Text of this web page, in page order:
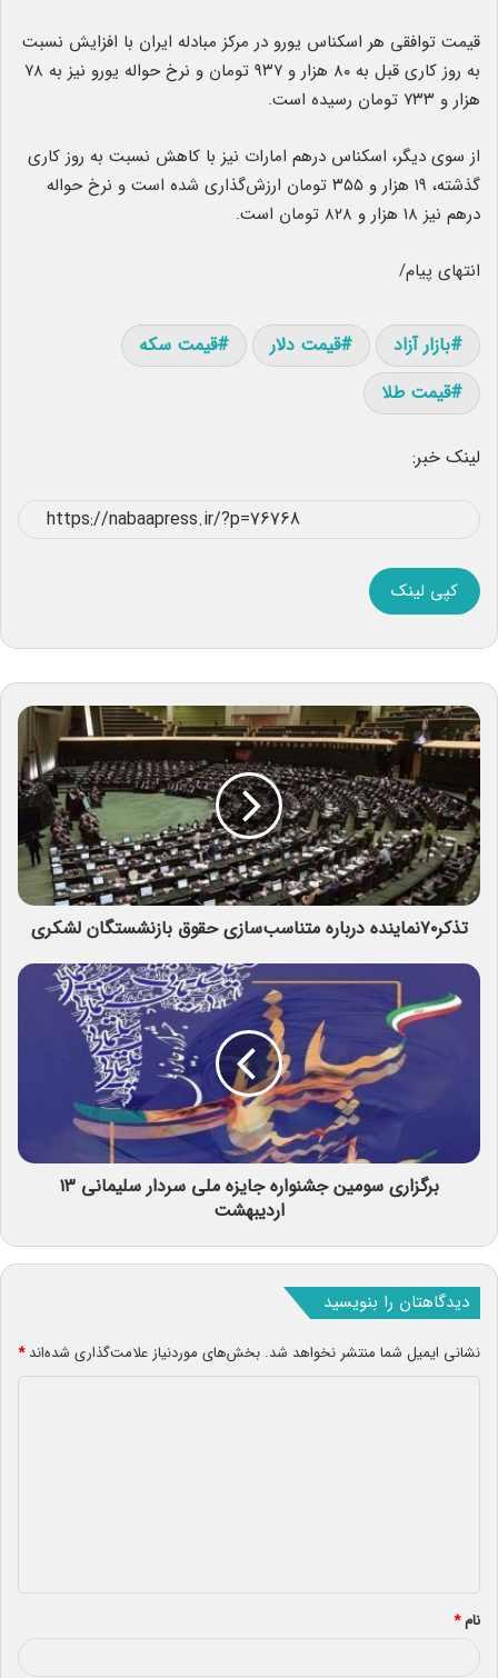
قیمت توافقی هر اسکناس یورو در مرکز مبادله ایران با افزایش نسبت
به روز کاری قبل به ۸۰ هزار و ۹۳۷ تومان و نرخ حواله یورو نیز به ۷۸
هزار و ۷۳۳ تومان رسیده است.
از سوی دیگر، اسکناس درهم امارات نیز با کاهش نسبت به روز کاری
گذشته، ۱۹ هزار و ۳۵۵ تومان ارزش‌گذاری شده است و نرخ حواله
درهم نیز ۱۸ هزار و ۸۲۸ تومان است.
انتهای پیام/
بازار آزاد قیمت دلار
قیمت سکه
قیمت طلا
لینک خبر:
کپی لینک
تذکر۷۰نماینده درباره متناسب‌سازی حقوق بازنشستگان لشکری
برگزاری سومین جشنواره جایزه ملی سردار سلیمانی ۱۳
اردیبهشت
دیدگاهتان را بنویسید
نشانی ایمیل شما منتشر نخواهد شد. بخش‌های موردنیاز علامت‌گذاری شده‌اند*
*
نام*